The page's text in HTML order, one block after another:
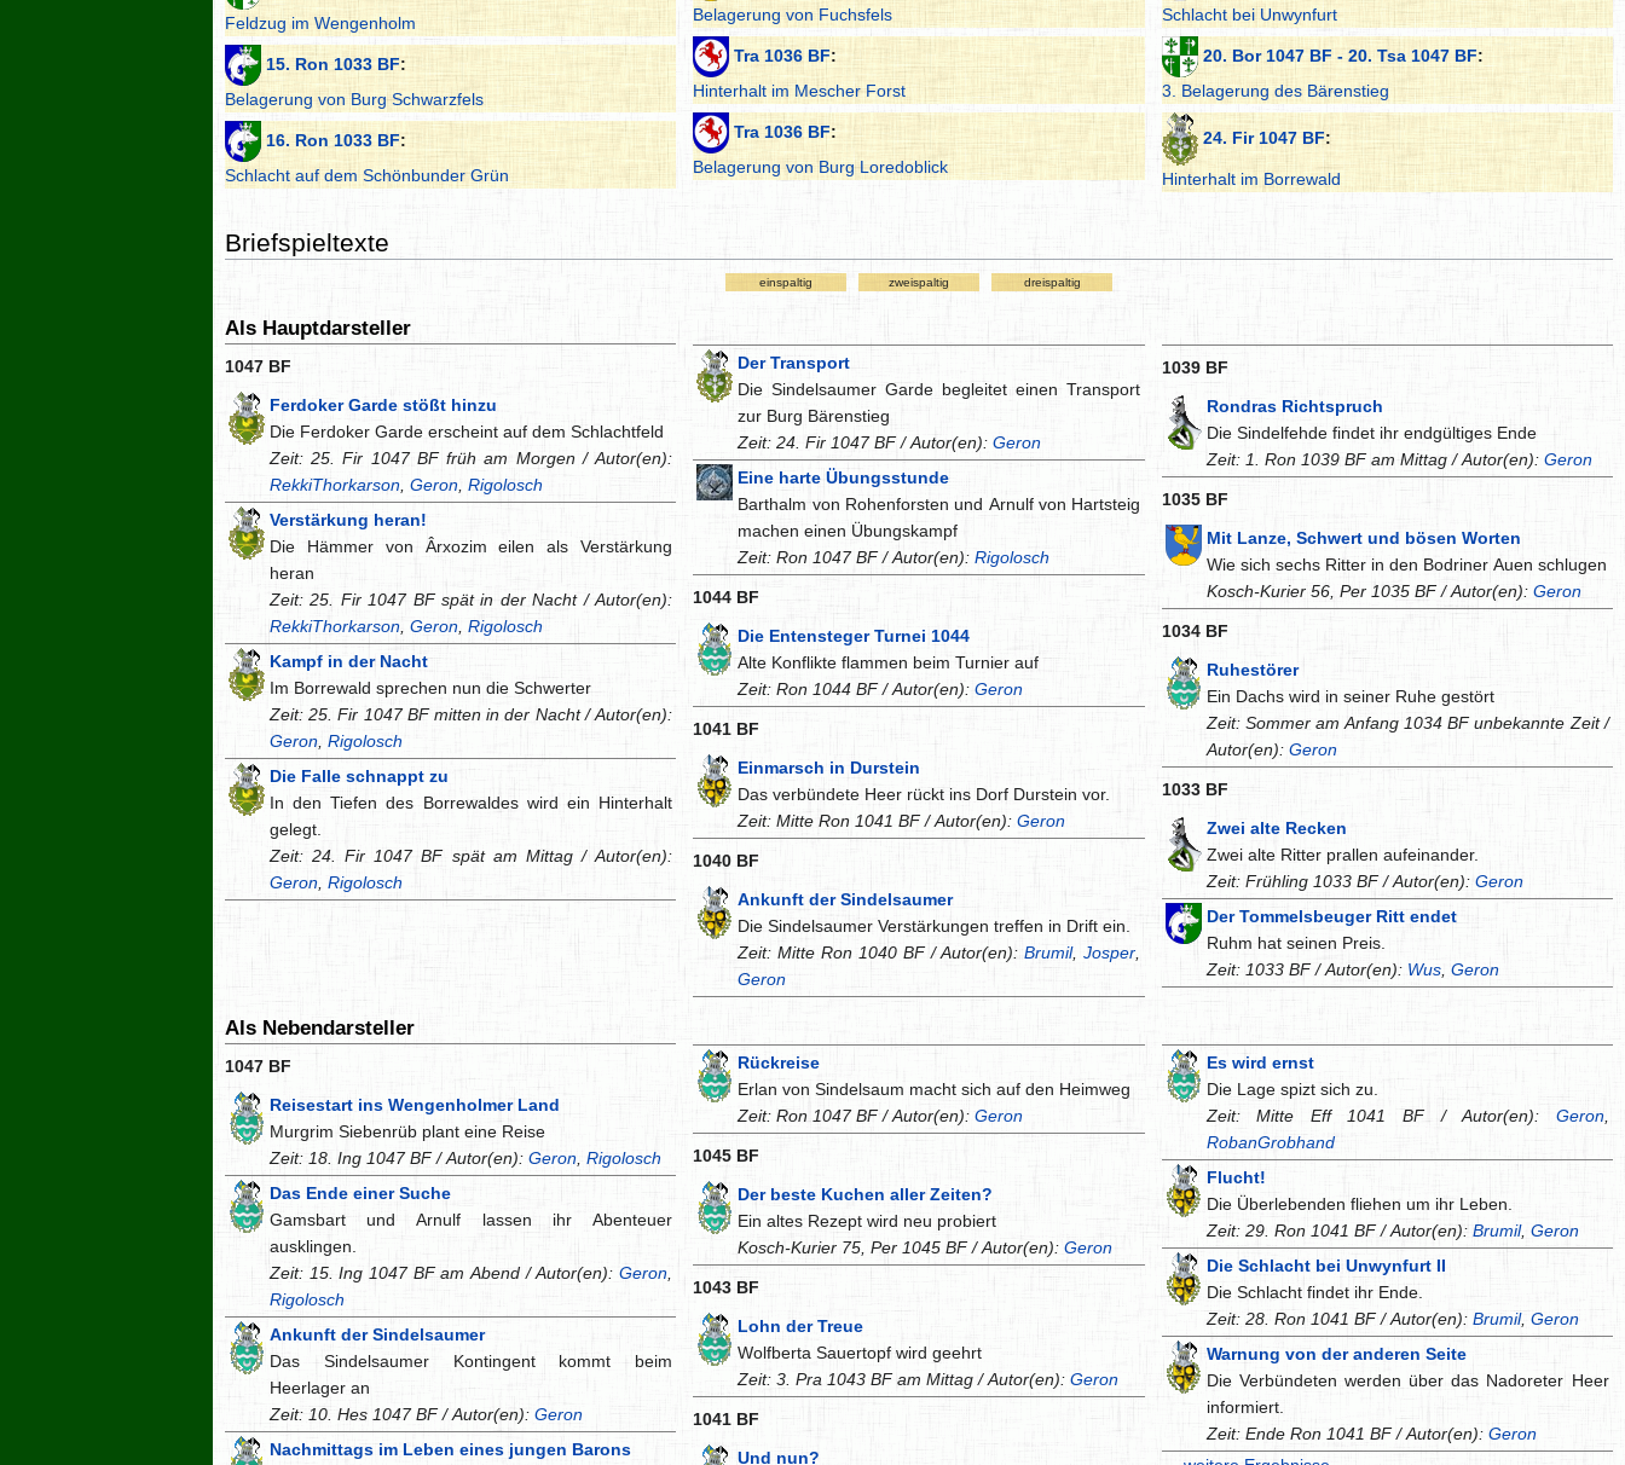
Feldzug im Wengenholm
15. Ron 1033 BF:
Belagerung von Burg Schwarzfels
16. Ron 1033 BF:
Schlacht auf dem Schönbunder Grün
Belagerung von Fuchsfels
Tra 1036 BF:
Hinterhalt im Mescher Forst
Tra 1036 BF:
Belagerung von Burg Loredoblick
Schlacht bei Unwynfurt
20. Bor 1047 BF - 20. Tsa 1047 BF:
3. Belagerung des Bärenstieg
24. Fir 1047 BF:
Hinterhalt im Borrewald
Briefspieltexte
einspaltig zweispaltig dreispaltig
Als Hauptdarsteller
1047 BF
Ferdoker Garde stößt hinzu
Die Ferdoker Garde erscheint auf dem Schlachtfeld
Zeit: 25. Fir 1047 BF früh am Morgen / Autor(en):
RekkiThorkarson Geron Rigolosch
Verstärkung heran!
Die Hämmer von Ârxozim eilen als Verstärkung
heran
Zeit: 25. Fir 1047 BF spät in der Nacht / Autor(en):
RekkiThorkarson Geron Rigolosch
Kampf in der Nacht
Im Borrewald sprechen nun die Schwerter
Zeit: 25. Fir 1047 BF mitten in der Nacht / Autor(en):
Geron Rigolosch
Die Falle schnappt zu
In den Tiefen des Borrewaldes wird ein Hinterhalt
gelegt.
Zeit: 24. Fir 1047 BF spät am Mittag / Autor(en):
Geron Rigolosch
Der Transport
Die Sindelsaumer Garde begleitet einen Transport
zur Burg Bärenstieg
Zeit: 24. Fir 1047 BF / Autor(en):Geron
Eine harte Übungsstunde
Barthalm von Rohenforsten und Arnulf von Hartsteig
machen einen Übungskampf
Zeit: Ron 1047 BF / Autor(en):Rigolosch
1044 BF
Die Entensteger Turnei 1044
Alte Konflikte flammen beim Turnier auf
Zeit: Ron 1044 BF / Autor(en):Geron
1041 BF
Einmarsch in Durstein
Das verbündete Heer rückt ins Dorf Durstein vor.
Zeit: Mitte Ron 1041 BF / Autor(en):Geron
1040 BF
Ankunft der Sindelsaumer
Die Sindelsaumer Verstärkungen treffen in Drift ein.
Zeit: Mitte Ron 1040 BF / Autor(en):Brumil,Josper
Geron
1039 BF
Rondras Richtspruch
Die Sindelfehde findet ihr endgültiges Ende
Zeit: 1. Ron 1039 BF am Mittag / Autor(en): Geron
1035 BF
Mit Lanze, Schwert und bösen Worten
Wie sich sechs Ritter in den Bodriner Auen schlugen
Kosch-Kurier 56, Per 1035 BF / Autor(en): Geron
1034 BF
Ruhestörer
Ein Dachs wird in seiner Ruhe gestört
Zeit: Sommer am Anfang 1034 BF unbekannte Zeit /
Autor(en): Geron
1033 BF
Zwei alte Recken
Zwei alte Ritter prallen aufeinander.
Zeit: Frühling 1033 BF / Autor(en): Geron
Der Tommelsbeuger Ritt endet
Ruhm hat seinen Preis.
Zeit: 1033 BF / Autor(en): Wus, Geron
Als Nebendarsteller
1047 BF
Reisestart ins Wengenholmer Land
Murgrim Siebenrüb plant eine Reise
Zeit: 18. Ing 1047 BF / Autor(en): Geron, Rigolosch
Das Ende einer Suche
Gamsbart und Arnulf lassen ihr Abenteuer
ausklingen.
Zeit: 15. Ing 1047 BF am Abend / Autor(en): Geron,
Rigolosch
Ankunft der Sindelsaumer
Das Sindelsaumer Kontingent kommt beim
Heerlager an
Zeit: 10. Hes 1047 BF / Autor(en): Geron
Nachmittags im Leben eines jungen Barons
Rückreise
Erlan von Sindelsaum macht sich auf den Heimweg
Zeit: Ron 1047 BF / Autor(en):Geron
1045 BF
Der beste Kuchen aller Zeiten?
Ein altes Rezept wird neu probiert
Kosch-Kurier 75, Per 1045 BF / Autor(en):Geron
1043 BF
Lohn der Treue
Wolfberta Sauertopf wird geehrt
Zeit: 3. Pra 1043 BF am Mittag / Autor(en):Geron
1041 BF
Und nun?
Es wird ernst
Die Lage spizt sich zu.
Zeit: Mitte Eff 1041 BF / Autor(en): Geron,
RobanGrobhand
Flucht!
Die Überlebenden fliehen um ihr Leben.
Zeit: 29. Ron 1041 BF / Autor(en): Brumil, Geron
Die Schlacht bei Unwynfurt II
Die Schlacht findet ihr Ende.
Zeit: 28. Ron 1041 BF / Autor(en): Brumil, Geron
Warnung von der anderen Seite
Die Verbündeten werden über das Nadoreter Heer
informiert.
Zeit: Ende Ron 1041 BF / Autor(en): Geron